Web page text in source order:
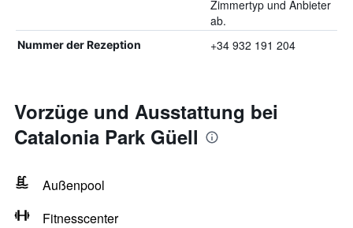
Zimmertyp und Anbieter
ab.
Nummer der Rezeption +34 932 191 204
Vorzüge und Ausstattung bei
Catalonia Park Güell
Außenpool
Fitnesscenter